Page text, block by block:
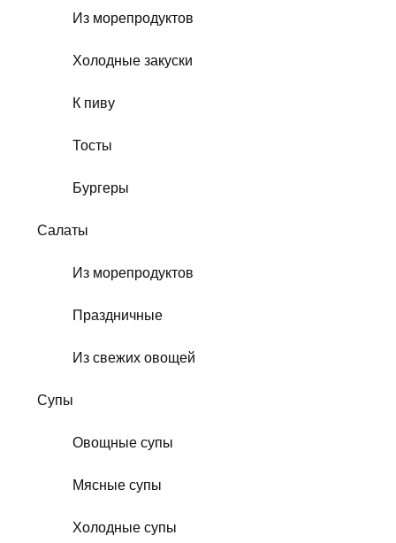
Из морепродуктов
Холодные закуски
К пиву
Тосты
Бургеры
Салаты
Из морепродуктов
Праздничные
Из свежих овощей
Супы
Овощные супы
Мясные супы
Холодные супы